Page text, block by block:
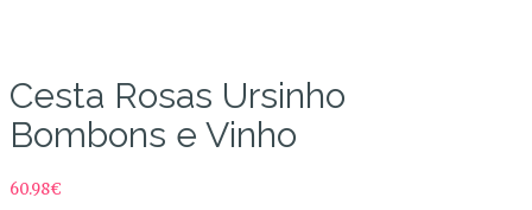
Cesta Rosas Ursinho
Bombons e Vinho
60.98€